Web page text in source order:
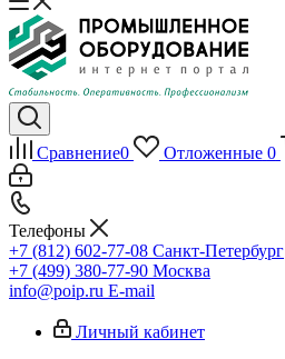
Сравнение0 Отложенные 0
Телефоны
+7 (812) 602-77-08 Санкт-Петербург
+7 (499) 380-77-90 Москва
info@poip.ru E-mail
Личный кабинет